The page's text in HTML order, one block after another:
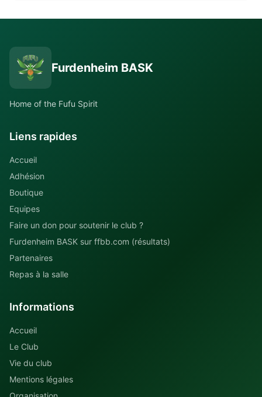
Furdenheim BASK
Home of the Fufu Spirit
Liens rapides
Accueil
Adhésion
Boutique
Equipes
Faire un don pour soutenir le club ?
Furdenheim BASK sur ffbb.com (résultats)
Partenaires
Repas à la salle
Informations
Accueil
Le Club
Vie du club
Mentions légales